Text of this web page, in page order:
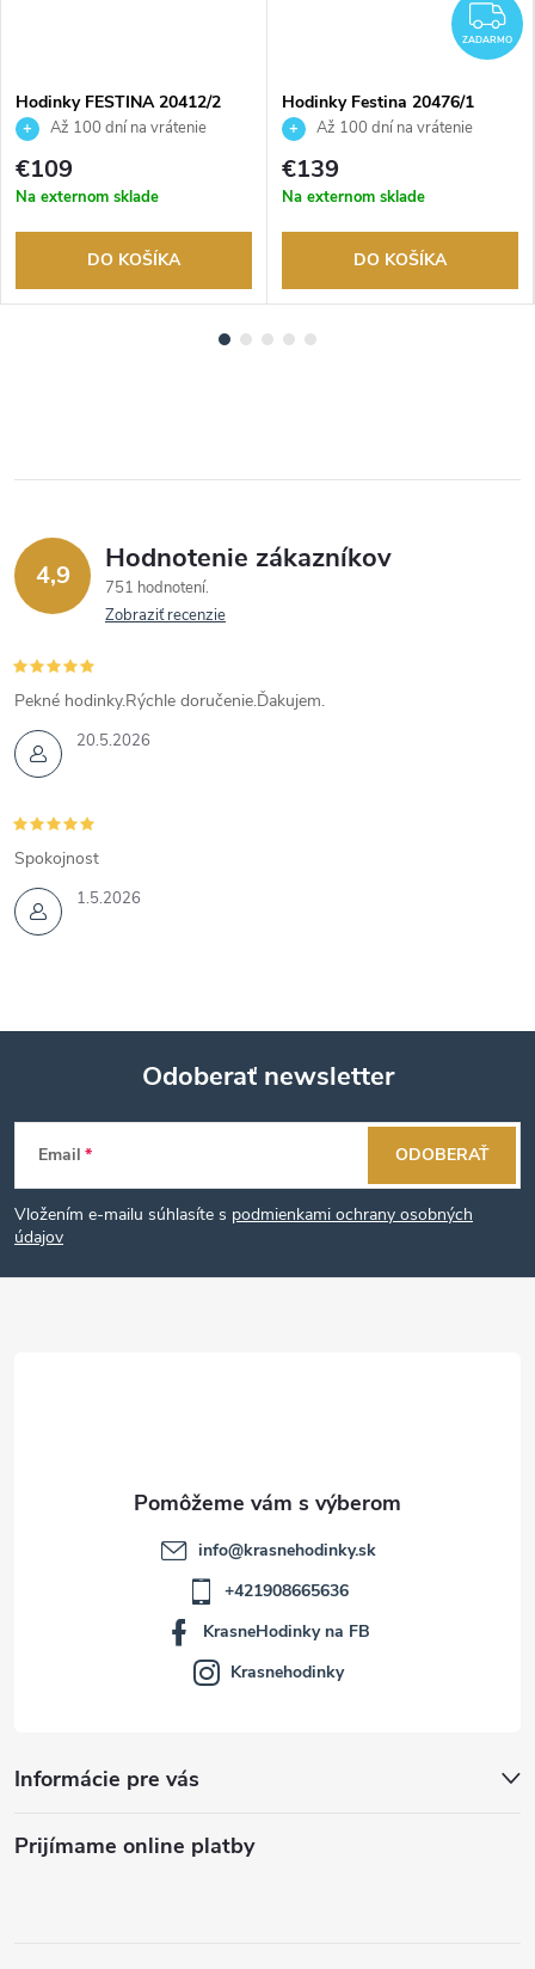
Hodinky FESTINA 20412/2
Až 100 dní na vrátenie
tovaru. Autorizovaný predajca.
€109
Na externom sklade
DO KOŠÍKA
ZADARMO
Hodinky Festina 20476/1
Až 100 dní na vrátenie
tovaru. Autorizovaný predajca.
€139
Na externom sklade
DO KOŠÍKA
4,9 Hodnotenie zákazníkov
751 hodnotení
Zobraziť recenzie
20.5.2026
Pekné hodinky.Rýchle doručenie.Ďakujem.
1.5.2026
Spokojnost
Z
á
p
Odoberať newsletter
Email
Vložením e-mailu súhlasíte s podmienkami ochrany osobných
údajov
ODOBERAŤ
Informácie pre vás
Prijímame online platby
info@krasnehodinky.sk
+421908665636
KrasneHodinky na FB
Krasnehodinky